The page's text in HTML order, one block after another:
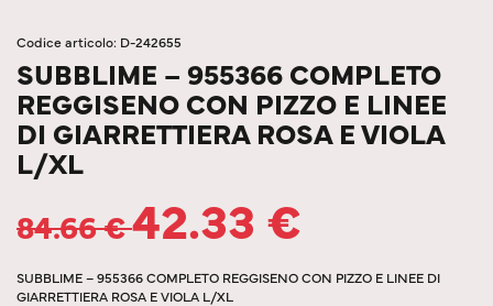
Codice articolo: D-242655
SUBBLIME – 955366 COMPLETO
REGGISENO CON PIZZO E LINEE
DI GIARRETTIERA ROSA E VIOLA
L/XL
84.66€42.33 €
SUBBLIME – 955366 COMPLETO REGGISENO CON PIZZO E LINEE DI
GIARRETTIERA ROSA E VIOLA L/XL